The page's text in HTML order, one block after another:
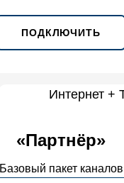
ПОДКЛЮЧИТЬ
Интернет +
«Партнёр»
Базовый пакет каналов